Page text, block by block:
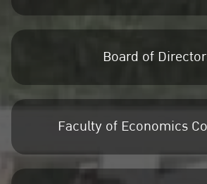
Board of
Faculty of Economics